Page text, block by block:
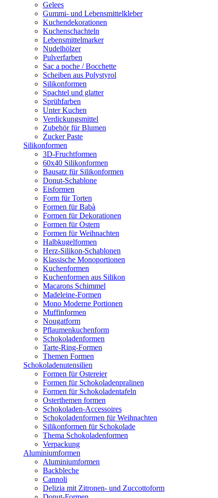
Gelees
Gummi- und Lebensmittelkleber
Kuchendekorationen
Kuchenschachteln
Lebensmittelmarker
Nudelhölzer
Pulverfarben
Sac a poche / Bocchette
Scheiben aus Polystyrol
Silikonformen
Spachtel und glatter
Sprühfarben
Unter Kuchen
Verdickungsmittel
Zubehör für Blumen
Zucker Paste
Silikonformen
3D-Fruchtformen
60x40 Silikonformen
Bausatz für Silikonformen
Donut-Schablone
Eisformen
Form für Torten
Formen für Babà
Formen für Dekorationen
Formen für Ostern
Formen für Weihnachten
Halbkugelformen
Herz-Silikon-Schablonen
Klassische Monoportionen
Kuchenformen
Kuchenformen aus Silikon
Macarons Schimmel
Madeleine-Formen
Mono Moderne Portionen
Muffinformen
Nougatform
Pflaumenkuchenform
Schokoladenformen
Tarte-Ring-Formen
Themen Formen
Schokoladenutensilien
Formen für Ostereier
Formen für Schokoladenpralinen
Formen für Schokoladentafeln
Osterthemen formen
Schokoladen-Accessoires
Schokoladenformen für Weihnachten
Silikonformen für Schokolade
Thema Schokoladenformen
Verpackung
Aluminiumformen
Aluminiumformen
Backbleche
Cannoli
Delizia mit Zitronen- und Zuccottoform